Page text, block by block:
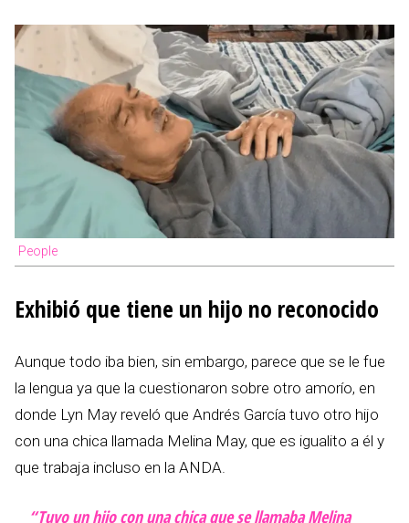
People
Exhibió que tiene un hijo no reconocido
Aunque todo iba bien, sin embargo, parece que se le fue
la lengua ya que la cuestionaron sobre otro amorío, en
donde Lyn May reveló que Andrés García tuvo otro hijo
con una chica llamada Melina May, que es igualito a él y
que trabaja incluso en la ANDA.
“Tuvo un hijo con una chica que se llamaba Melina